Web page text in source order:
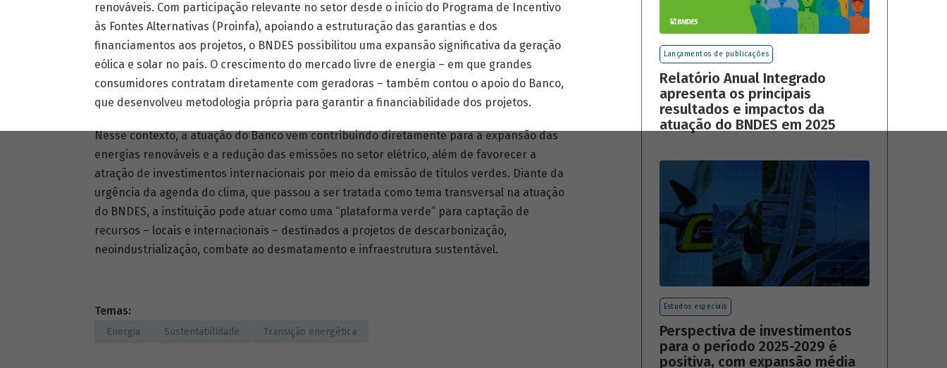
renováveis. Com participação relevante no setor desde o início do Programa de Incentivo
às Fontes Alternativas (Proinfa), apoiando a estruturação das garantias e dos
financiamentos aos projetos, o BNDES possibilitou uma expansão significativa da geração
eólica e solar no país. O crescimento do mercado livre de energia – em que grandes
consumidores contratam diretamente com geradoras – também contou o apoio do Banco,
que desenvolveu metodologia própria para garantir a financiabilidade dos projetos.
Nesse contexto, a atuação do Banco vem contribuindo diretamente para a expansão das
energias renováveis e a redução das emissões no setor elétrico, além de favorecer a
atração de investimentos internacionais por meio da emissão de títulos verdes. Diante da
urgência da agenda do clima, que passou a ser tratada como tema transversal na atuação
do BNDES, a instituição pode atuar como uma “plataforma verde” para captação de
recursos – locais e internacionais – destinados a projetos de descarbonização,
neoindustrialização, combate ao desmatamento e infraestrutura sustentável.
Temas:
Energia Sustentabilidade Transição energética
Lançamentos de publicações
Relatório Anual Integrado
apresenta os principais
resultados e impactos da
atuação do BNDES em 2025
Estudos especiais
Perspectiva de investimentos
para o período 2025-2029 é
positiva, com expansão média